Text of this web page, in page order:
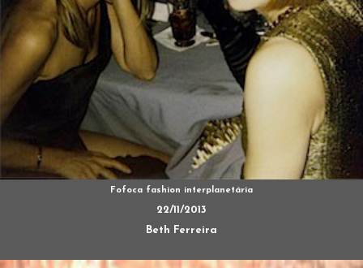
Fofoca fashion interplanetária
22/11/2013
Beth Ferreira